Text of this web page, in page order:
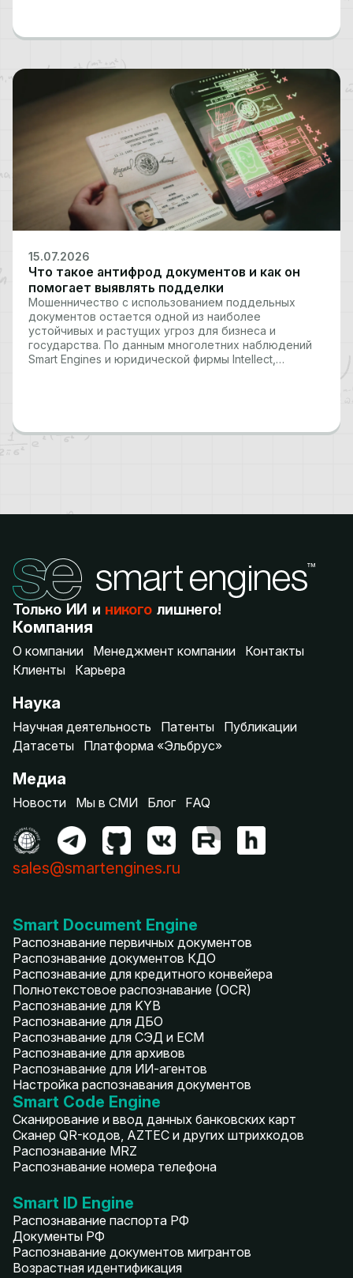
водительское удостоверение, клиент может
15.07.2026
Что такое антифрод документов и как он
помогает выявлять подделки
Мошенничество с использованием поддельных
документов остается одной из наиболее
устойчивых и растущих угроз для бизнеса и
государства. По данным многолетних наблюдений
Smart Engines и юридической фирмы Intellect,
Только ИИ и никоголишнего!
Компания
О компании Менеджмент компании
Контакты
Клиенты
Карьера
Наука
Научная деятельность Патенты
Публикации
Датасеты
Платформа «Эльбрус»
Медиа
Новости Мы в СМИ Блог FAQ
sales@smartengines.ru
Smart Document Engine
Распознавание первичных документов
Распознавание документов КДО
Распознавание для кредитного конвейера
Полнотекстовое распознавание (OCR)
Распознавание для KYB
Распознавание для ДБО
Распознавание для СЭД и ECM
Распознавание для архивов
Распознавание для ИИ-агентов
Настройка распознавания документов
Smart Code Engine
Сканирование и ввод данных банковских карт
Сканер QR-кодов, AZTEC и других штрихкодов
Распознавание MRZ
Распознавание номера телефона
Smart ID Engine
Распознавание паспорта РФ
Документы РФ
Распознавание документов мигрантов
Возрастная идентификация